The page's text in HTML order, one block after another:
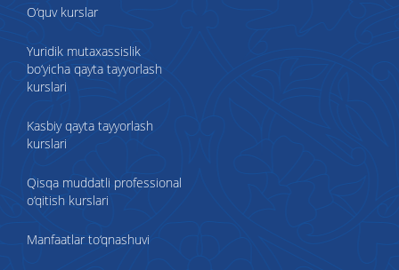
O‘quv kurslar
Yuridik mutaxassislik
bo‘yicha qayta tayyorlash
kurslari
Kasbiy qayta tayyorlash
kurslari
Qisqa muddatli professional
o‘qitish kurslari
Manfaatlar to‘qnashuvi